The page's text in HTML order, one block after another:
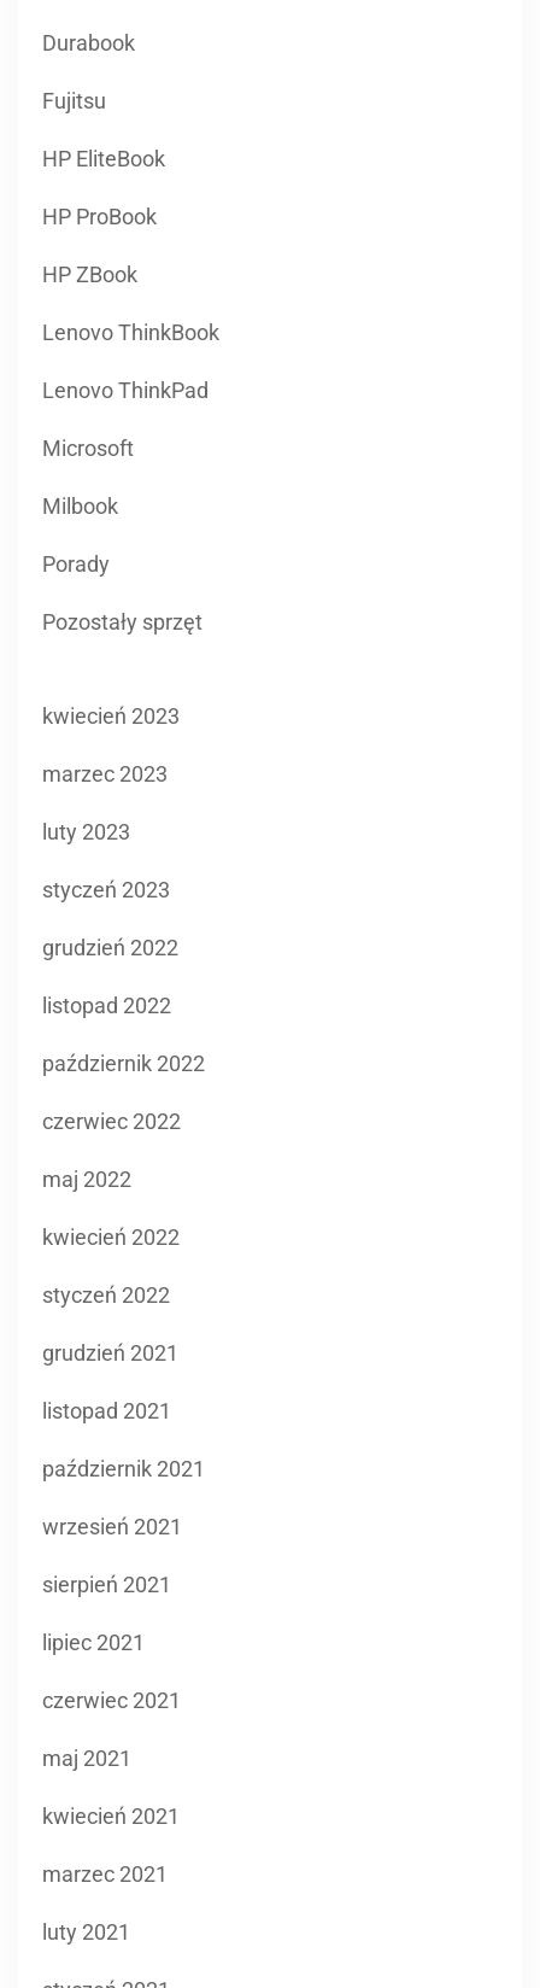
Durabook
Fujitsu
HP EliteBook
HP ProBook
HP ZBook
Lenovo ThinkBook
Lenovo ThinkPad
Microsoft
Milbook
Porady
Pozostały sprzęt
kwiecień 2023
marzec 2023
luty 2023
styczeń 2023
grudzień 2022
listopad 2022
październik 2022
czerwiec 2022
maj 2022
kwiecień 2022
styczeń 2022
grudzień 2021
listopad 2021
październik 2021
wrzesień 2021
sierpień 2021
lipiec 2021
czerwiec 2021
maj 2021
kwiecień 2021
marzec 2021
luty 2021